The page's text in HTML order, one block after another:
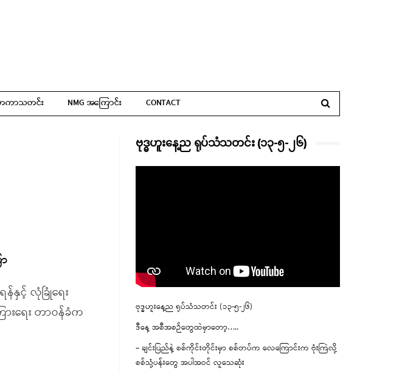
ကာသတင်း NMG အကြောင်း CONTACT
နှင့် လုံခြုံရေး
းရေး တာဝန်ခံက
ဗုဒ္ဓဟူးနေ့ည ရုပ်သံသတင်း (၁၃-၅-၂၆)
ဗုဒ္ဓဟူးနေ့ည ရုပ်သံသတင်း (၁၃-၅-၂၆)
ဒီနေ့ အစီအစဉ်တွေထဲမှာတော့…..
– ချင်းပြည်နဲ့ စစ်ကိုင်းတိုင်းမှာ စစ်တပ်က လေကြောင်းက ဗုံးကြဲလို့
စစ်သုံ့ပန်းတွေ အပါအဝင် လူသေဆုံး